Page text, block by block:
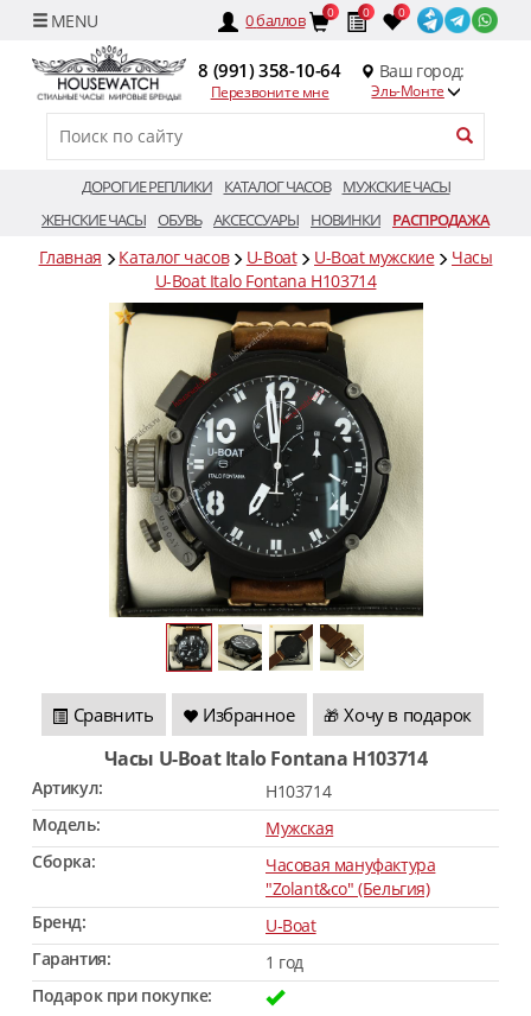
0баллов 0 0 0
8 (991) 358-10-64
Перезвоните мне
Ваш город:
Эль-Монте
ДОРОГИЕ РЕПЛИКИ КАТАЛОГ ЧАСОВ
МУЖСКИЕ ЧАСЫ
ЖЕНСКИЕ ЧАСЫ ОБУВЬ АКСЕССУАРЫ НОВИНКИ РАСПРОДАЖА
Главная Каталог часов U-Boat U-Boat мужские
Часы
U-Boat Italo Fontana H103714
Сравнить Избранное 🎁 Хочу в подарок
Часы U-Boat Italo Fontana H103714
Артикул:
H103714
Модель:
Мужская
Сборка:
Часовая мануфактура
"Zolant&co" (Бельгия)
Бренд:
U-Boat
Гарантия:
1 год
Подарок при покупке: